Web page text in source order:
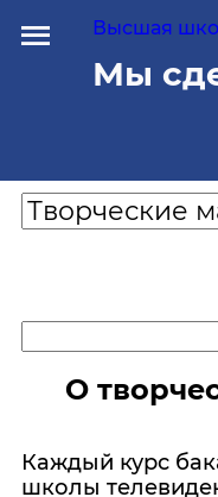
Высшая
Мы
О
Каждый курс
школы